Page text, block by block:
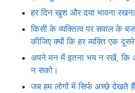
हर दिन खुश और दया भावना
किसी के व्यक्तित्व पर सवाल के
कीजिए क्यों कि हर व्यक्ति एक
अपने मन में इतना भय न रखें, कि
न सको।
जब हम लोगों में सिर्फ अच्छे देखते